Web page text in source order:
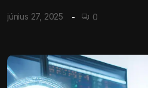
június 27, 2025 0